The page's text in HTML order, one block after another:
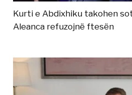
Kurti e Abdixhiku takohen
Aleanca refuzojnë ftesën